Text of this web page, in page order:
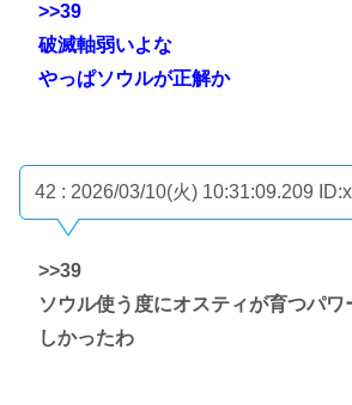
>>39
破滅軸弱いよな
やっぱソウルが正解か
42 : 2026/03/10(火) 10:31:09.209
>>39
ソウル使う度にオスティが育つパ
しかったわ